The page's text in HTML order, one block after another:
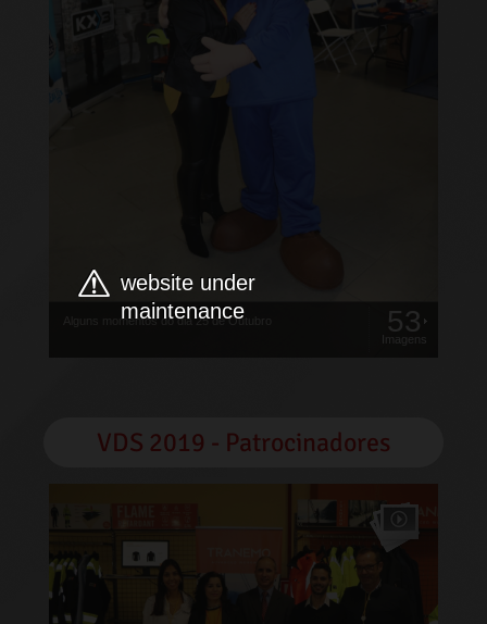
Alguns momentos do dia 25 de Outubro 53
Imagens
VDS 2019 - Patrocinadores
website under
maintenance